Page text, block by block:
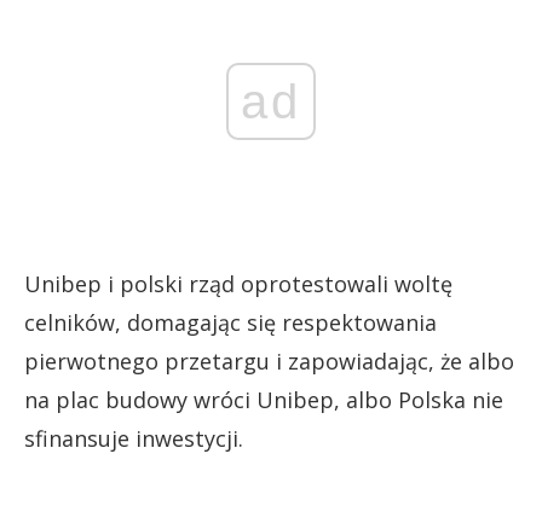
ad
Unibep i polski rząd oprotestowali woltę
celników, domagając się respektowania
pierwotnego przetargu i zapowiadając, że albo
na plac budowy wróci Unibep, albo Polska nie
sfinansuje inwestycji.